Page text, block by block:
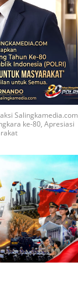
Salingkamedia.com
ke-80, Apresiasi